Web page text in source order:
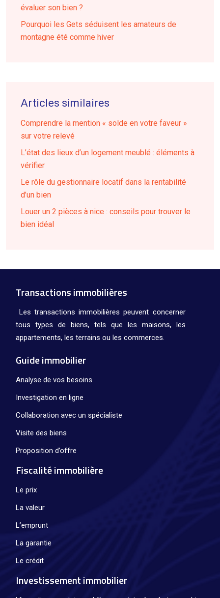
évaluer son bien ?
Pourquoi les Gets séduisent les amateurs de
montagne été comme hiver
Articles similaires
Comprendre la mention « solde en votre faveur »
sur votre relevé
L’état des lieux d’un logement meublé : éléments à
vérifier
Le rôle du gestionnaire locatif dans la rentabilité
d’un bien
Louer un 2 pièces à nice : conseils pour trouver le
bien idéal
Transactions immobilières
Les transactions immobilières peuvent concerner
tous types de biens, tels que les maisons, les
appartements, les terrains ou les commerces.
Guide immobilier
Analyse de vos besoins
Investigation en ligne
Collaboration avec un spécialiste
Visite des biens
Proposition d’offre
Fiscalité immobilière
Le prix
La valeur
L’emprunt
La garantie
Le crédit
Investissement immobilier